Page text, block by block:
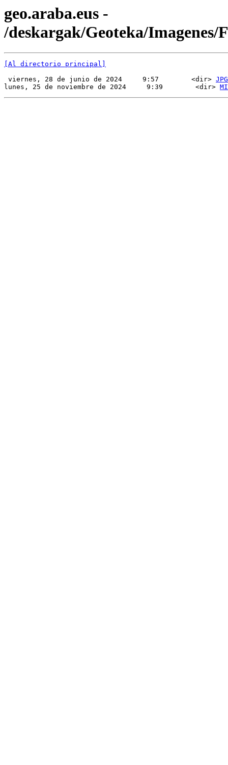
geo.araba.eus -
/deskargak/Geoteka/Imagenes/
[Al directorio principal]
viernes, 28 de junio de 2024     9:57        <dir> JPG
lunes, 25 de noviembre de 2024     9:39        <dir>